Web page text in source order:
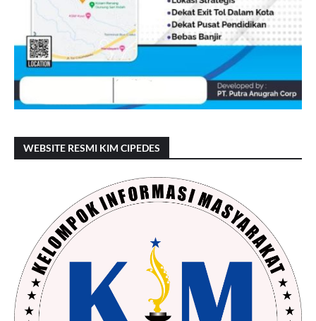
WEBSITE RESMI KIM CIPEDES